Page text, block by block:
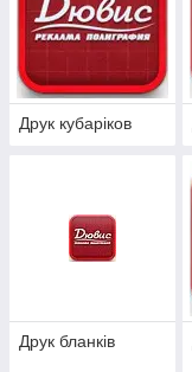
Друк кубаріков
Друк бланків